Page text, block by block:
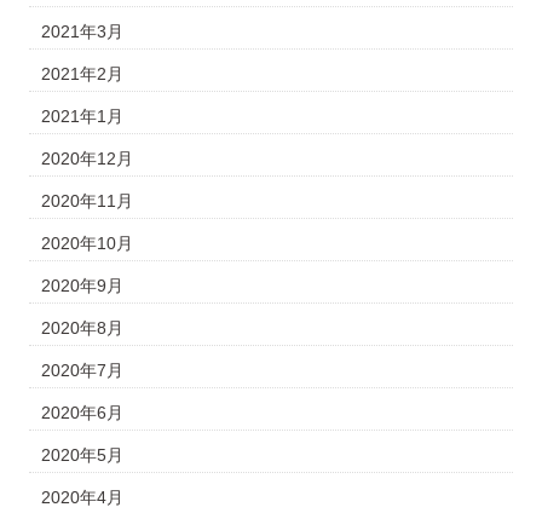
2021年3月
2021年2月
2021年1月
2020年12月
2020年11月
2020年10月
2020年9月
2020年8月
2020年7月
2020年6月
2020年5月
2020年4月